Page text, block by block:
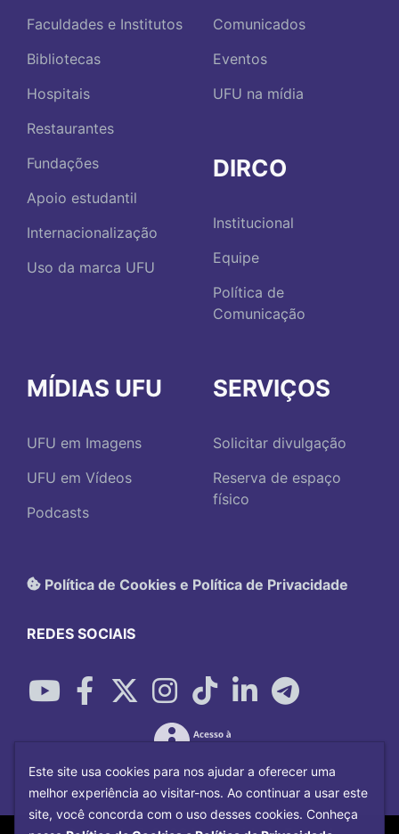
Faculdades e Institutos
Bibliotecas
Hospitais
Restaurantes
Fundações
Apoio estudantil
Internacionalização
Uso da marca UFU
Comunicados
Eventos
UFU na mídia
DIRCO
Institucional
Equipe
Política de
Comunicação
MÍDIAS UFU
UFU em Imagens
UFU em Vídeos
Podcasts
SERVIÇOS
Solicitar divulgação
Reserva de espaço
físico
Política de Cookies e Política de Privacidade
REDES SOCIAIS
Este site usa cookies para nos ajudar a oferecer uma
melhor experiência ao visitar-nos. Ao continuar a usar este
site, você concorda com o uso desses cookies. Conheça